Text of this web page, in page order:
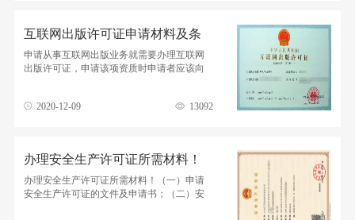
互联网出版许可证申请材料及条
件
申请从事互联网出版业务就需要办理互联网
出版许可证，申请该项资质时申请者应该向
2020-12-09
13092
办理安全生产许可证所需材料！
办理安全生产许可证所需材料！（一）申请
安全生产许可证的文件及申请书；（二）安